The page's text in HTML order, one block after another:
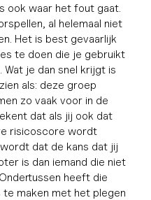
ook waar het fout gaat.
al helemaal niet
Het is best gevaarlijk
te doen die je gebruikt
je dan snel krijgt is
als: deze groep
zo vaak voor in de
dat als jij ook dat
risicoscore wordt
dat de kans dat jij
is dan iemand die niet
heeft die
maken met het plegen